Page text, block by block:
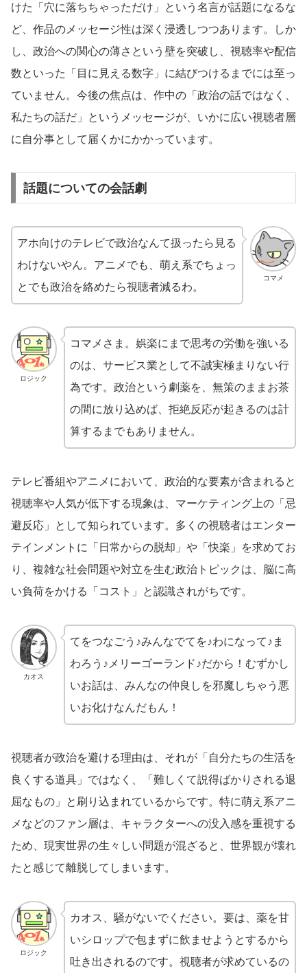
けた「穴に落ちちゃっただけ」という名言が話題になるな
ど、作品のメッセージ性は深く浸透しつつあります。しか
し、政治への関心の薄さという壁を突破し、視聴率や配信
数といった「目に見える数字」に結びつけるまでには至っ
ていません。今後の焦点は、作中の「政治の話ではなく、
私たちの話だ」というメッセージが、いかに広い視聴者層
に自分事として届くかにかかっています。
話題についての会話劇
コマメ
アホ向けのテレビで政治なんて扱ったら見る
わけないやん。アニメでも、萌え系でちょっ
とでも政治を絡めたら視聴者減るわ。
ロジック
コマメさま。娯楽にまで思考の労働を強いる
のは、サービス業として不誠実極まりない行
為です。政治という劇薬を、無策のままお茶
の間に放り込めば、拒絶反応が起きるのは計
算するまでもありません。
テレビ番組やアニメにおいて、政治的な要素が含まれると
視聴率や人気が低下する現象は、マーケティング上の「忌
避反応」として知られています。多くの視聴者はエンター
テインメントに「日常からの脱却」や「快楽」を求めてお
り、複雑な社会問題や対立を生む政治トピックは、脳に高
い負荷をかける「コスト」と認識されがちです。
カオス
てをつなごう♪みんなでてを♪わになって♪ま
わろう♪メリーゴーランド♪だから！むずかし
いお話は、みんなの仲良しを邪魔しちゃう悪
いお化けなんだもん！
視聴者が政治を避ける理由は、それが「自分たちの生活を
良くする道具」ではなく、「難しくて説得ばかりされる退
屈なもの」と刷り込まれているからです。特に萌え系アニ
メなどのファン層は、キャラクターへの没入感を重視する
ため、現実世界の生々しい問題が混ざると、世界観が壊れ
たと感じて離脱してしまいます。
ロジック
カオス、騒がないでください。要は、薬を甘
いシロップで包まずに飲ませようとするから
吐き出されるのです。視聴者が求めているの